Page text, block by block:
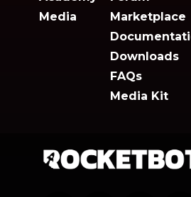
Media
Marketplace
Downloads
FAQs
Media Kit
Rocketbot
homepage